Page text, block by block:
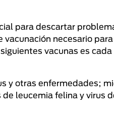
para descartar
necesario
vacunas es
y otras enfermedades;
leucemia felina y virus